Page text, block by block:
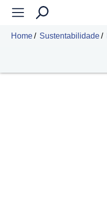
Home Sustentabilidade